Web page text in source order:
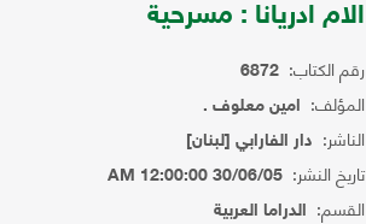
الام ادريانا : مسرحية
رقم الكتاب: 6872
المؤلف: امين معلوف .
الناشر: دار الفارابي [لبنان]
تاريخ النشر: 30/06/05 12:00:00 AM
القسم: الدراما العربية